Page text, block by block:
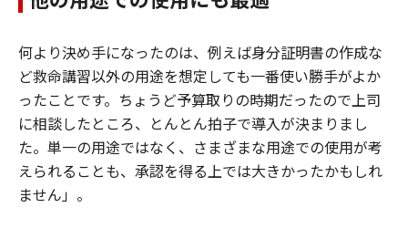
何より決め手になったのは、例えば身分証明書の作成な
ど救命講習以外の用途を想定しても一番使い勝手がよか
ったことです。ちょうど予算取りの時期だったので上司
に相談したところ、とんとん拍子で導入が決まりまし
た。単一の用途ではなく、さまざまな用途での使用が考
えられることも、承認を得る上では大きかったかもしれ
ません」。